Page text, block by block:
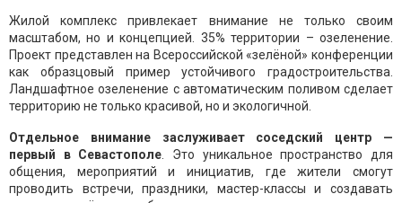
Жилой комплекс привлекает внимание не только своим
масштабом, но и концепцией. 35% территории – озеленение.
Проект представлен на Всероссийской «зелёной» конференции
как образцовый пример устойчивого градостроительства.
Ландшафтное озеленение с автоматическим поливом сделает
территорию не только красивой, но и экологичной.
Отдельное внимание заслуживает соседский центр —
первый в Севастополе . Это уникальное пространство для
общения, мероприятий и инициатив, где жители смогут
проводить встречи, праздники, мастер-классы и создавать